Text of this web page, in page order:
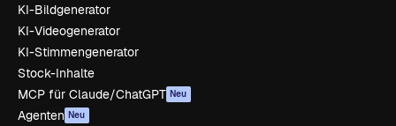
KI-Bildgenerator
KI-Videogenerator
KI-Stimmengenerator
Stock-Inhalte
MCP für Claude/ChatGPT Neu
Agenten Neu